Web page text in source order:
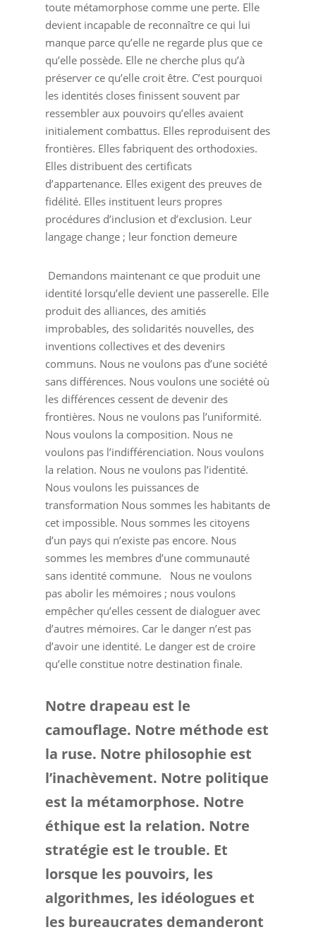
toute métamorphose comme une perte. Elle
devient incapable de reconnaître ce qui lui
manque parce qu’elle ne regarde plus que ce
qu’elle possède. Elle ne cherche plus qu’à
préserver ce qu’elle croit être. C’est pourquoi
les identités closes finissent souvent par
ressembler aux pouvoirs qu’elles avaient
initialement combattus. Elles reproduisent des
frontières. Elles fabriquent des orthodoxies.
Elles distribuent des certificats
d’appartenance. Elles exigent des preuves de
fidélité. Elles instituent leurs propres
procédures d’inclusion et d’exclusion. Leur
langage change ; leur fonction demeure
Demandons maintenant ce que produit une
identité lorsqu’elle devient une passerelle. Elle
produit des alliances, des amitiés
improbables, des solidarités nouvelles, des
inventions collectives et des devenirs
communs. Nous ne voulons pas d’une société
sans différences. Nous voulons une société où
les différences cessent de devenir des
frontières. Nous ne voulons pas l’uniformité.
Nous voulons la composition. Nous ne
voulons pas l’indifférenciation. Nous voulons
la relation. Nous ne voulons pas l’identité.
Nous voulons les puissances de
transformation Nous sommes les habitants de
cet impossible. Nous sommes les citoyens
d’un pays qui n’existe pas encore. Nous
sommes les membres d’une communauté
sans identité commune. Nous ne voulons
pas abolir les mémoires ; nous voulons
empêcher qu’elles cessent de dialoguer avec
d’autres mémoires. Car le danger n’est pas
d’avoir une identité. Le danger est de croire
qu’elle constitue notre destination finale.
Notre drapeau est le
camouflage. Notre méthode est
la ruse. Notre philosophie est
l’inachèvement. Notre politique
est la métamorphose. Notre
éthique est la relation. Notre
stratégie est le trouble. Et
lorsque les pouvoirs, les
algorithmes, les idéologues et
les bureaucrates demanderont